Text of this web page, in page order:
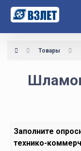
Товары
Заполните
технико-